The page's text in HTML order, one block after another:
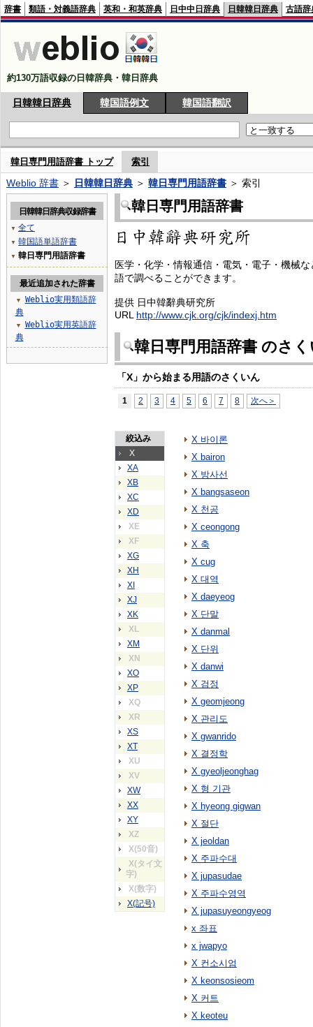
辞書 類語・対義語辞典 英和・和英辞典 日中中日辞典 日韓韓日辞典 古語辞
約130万語収録の日韓辞典・韓日辞典
日韓韓日辞典 韓国語例文 韓国語翻訳
韓日専門用語辞書 トップ 索引
Weblio 辞書 ＞ 日韓韓日辞典 ＞ 韓日専門用語辞書 ＞ 索引
韓日専門用語辞書
医学・化学・情報通信・電気・電子・機械
語で調べることができます。
提供 日中韓辭典研究所
URL http://www.cjk.org/cjk/indexj.htm
韓日専門用語辞書 のさ
「X」から始まる用語のさくいん
1 2 3 4 5 6 7 8 次へ＞
絞込み
X
XA
XB
XC
XD
XE
XF
XG
XH
XI
XJ
XK
XL
XM
XN
XO
XP
XQ
XR
XS
XT
XU
XV
XW
XX
XY
XZ
X(50音)
X(タイ文
字)
X(数字)
X(記号)
X 바이론
X bairon
X 방사선
X bangsaseon
X 천공
X ceongong
X 축
X cug
X 대역
X daeyeog
X 단말
X danmal
X 단위
X danwi
X 검정
X geomjeong
X 관리도
X gwanrido
X 결정학
X gyeoljeonghag
X 형 기관
X hyeong gigwan
X 절단
X jeoldan
X 주파수대
X jupasudae
X 주파수영역
X jupasuyeongyeog
x 좌표
x jwapyo
X 컨소시엄
X keonsosieom
X 커트
X keoteu
日韓韓日辞典収録辞書
▼ 全て
▼ 韓国語単語辞書
▼ 韓日専門用語辞書
最近追加された辞書
▼
Weblio実用類語辞
典
▼
Weblio実用英語辞
典